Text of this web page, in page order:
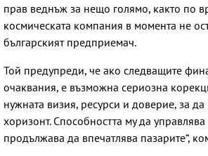
прав веднъж за нещо голямо, както по
космическата компания в момента не
българският предприемач.
Той предупреди, че ако следващите
очаквания, е възможна сериозна
нужната визия, ресурси и доверие, за
хоризонт. Способността му да
продължава да впечатлява пазарите“,